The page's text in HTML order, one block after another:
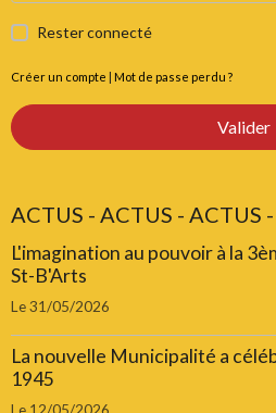
Rester connecté
Créer un compte | Mot de passe perdu ?
Valider
ACTUS - ACTUS - ACTUS
L'imagination au pouvoir à la
St-B'Arts
Le 31/05/2026
La nouvelle Municipalité a
1945